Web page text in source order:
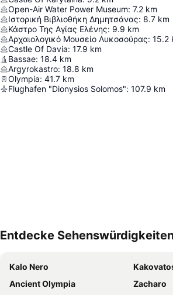
Open-Air Water Power Museum: 7.2 km
Ιστορική Βιβλιοθήκη Δημητσάνας: 8.7 km
Κάστρο Της Αγίας Ελένης: 9.9 km
Αρχαιολογικό Μουσείο Λυκοσούρας: 15.2
Castle Of Davia: 17.9 km
Bassae: 18.4 km
Argyrokastro: 18.8 km
Olympia: 41.7 km
Flughafen "Dionysios Solomos": 107.9 km
Entdecke
Kalo Nero
Ancient Olympia
Zacharo